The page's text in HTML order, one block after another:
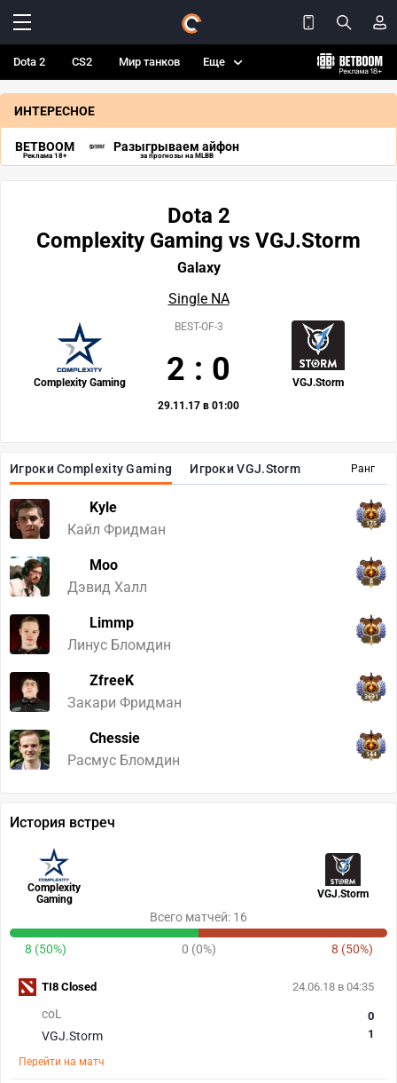
Dota 2 CS2 Мир танков Еще
ИНТЕРЕСНОЕ
BETBOOM
Реклама 18+
Разыгрываем айфон
за прогнозы на MLBB
Ранг
Игроки Complexity Gaming Игроки VGJ.Storm
Kyle
Кайл Фридман
175
Moo
Дэвид Халл
8
Limmp
Линус Бломдин
1
ZfreeK
Закари Фридман
3691
Chessie
Расмус Бломдин
144
Dota 2
Complexity Gaming vs VGJ.Storm
Galaxy
Single NA
Complexity Gaming VGJ.Storm
BEST-OF-3
2 : 0
29.11.17 в 01:00
История встреч
Complexity
Gaming
VGJ.Storm
Всего матчей: 16
8 (50%) 0 (0%) 8 (50%)
24.06.18 в 04:35
coL
VGJ.Storm
0
1
Перейти на матч
TI8 Closed